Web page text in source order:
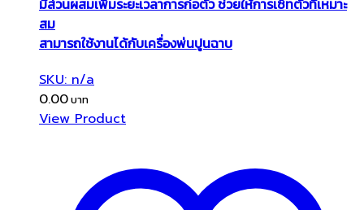
มีส่วนผสมเพิ่มระยะเวลาการก่อตัว ช่วยให้การเซ็ทตัวที่เหมาะ
สม
สามารถใช้งานได้กับเครื่องพ่นปูนฉาบ
SKU: n/a
0.00
View Product